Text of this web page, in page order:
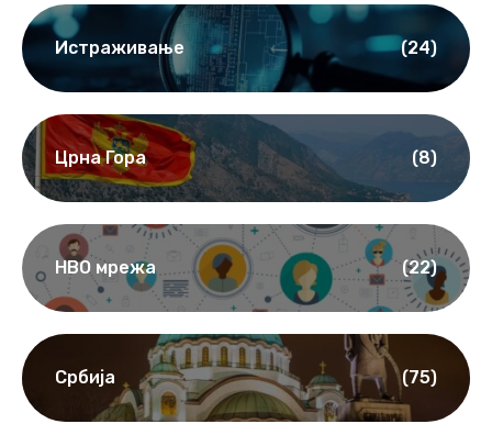
Истраживање (24)
Црна Гора (8)
НВО мрежа (22)
Србија (75)